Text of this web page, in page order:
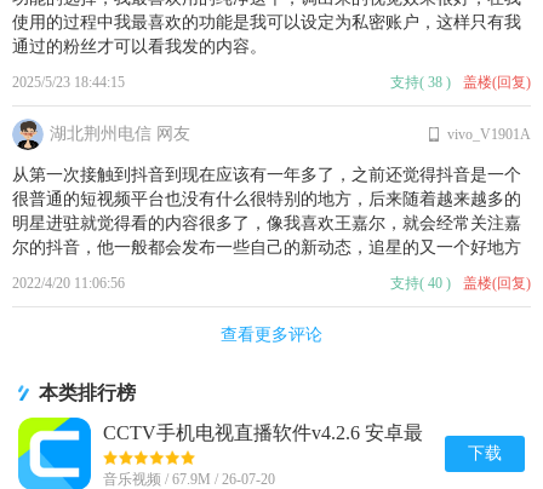
2025/5/23 18:44:15
使用的过程中我最喜欢的功能是我可以设定为私密账户，这样只有我
通过的粉丝才可以看我发的内容。
支持( 38 ) 盖楼(回复)
湖北荆州电信 网友
2022/4/20 11:06:56
从第一次接触到抖音到现在应该有一年多了，之前还觉得抖音是一个
很普通的短视频平台也没有什么很特别的地方，后来随着越来越多的
明星进驻就觉得看的内容很多了，像我喜欢王嘉尔，就会经常关注嘉
尔的抖音，他一般都会发布一些自己的新动态，追星的又一个好地方
vivo_V1901A
支持( 40 ) 盖楼(回复)
查看更多评论
本类排行榜
CCTV手机电视直播软件v4.2.6 安卓最
新版
音乐视频 / 67.9M / 26-07-20
下载